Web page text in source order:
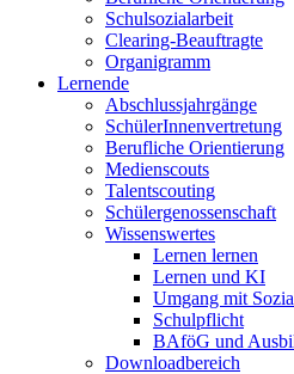
Schulsozialarbeit
Clearing-Beauftragte
Organigramm
Lernende
Abschlussjahrgänge
SchülerInnenvertretung
Berufliche Orientierung
Medienscouts
Talentscouting
Schüler­genossen­schaft
Wissenswertes
Lernen lernen
Lernen und KI
Umgang mit
Schulpflicht
BAföG und
Downloadbereich